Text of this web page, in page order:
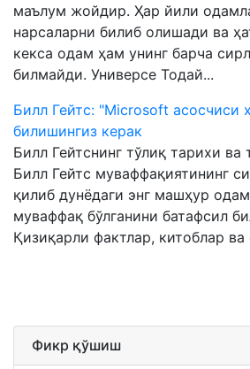
маълум жойдир. Ҳар йили
нарсаларни билиб олишади ва
кекса одам ҳам унинг барча
билмайди. Универсе Тодай...
Билл Гейтс: "Microsoft асосчиси
билишингиз керак
Билл Гейтснинг тўлиқ тарихи
Билл Гейтс муваффақиятининг
қилиб дунёдаги энг машҳур
муваффақ бўлганини батафсил
Қизиқарли фактлар, китоблар
Фикр қўшиш